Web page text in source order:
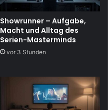
Showrunner – Aufgabe,
Macht und Alltag des
Serien-Masterminds
vor 3 Stunden